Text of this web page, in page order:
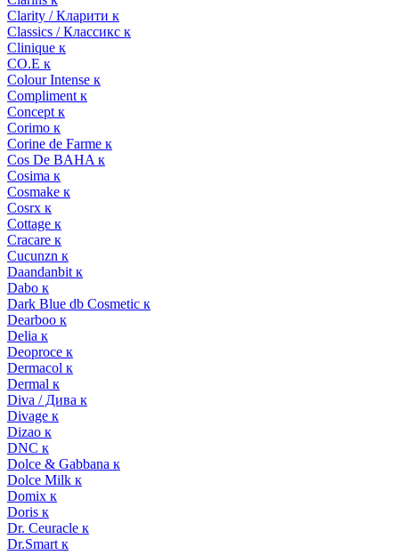
Clarity / Кларити к
Classics / Классикс к
Clinique к
CO.E к
Colour Intense к
Compliment к
Concept к
Corimo к
Corine de Farme к
Cos De BAHA к
Cosima к
Cosmake к
Cosrx к
Cottage к
Cracare к
Cucunzn к
Daandanbit к
Dabo к
Dark Blue db Cosmetic к
Dearboo к
Delia к
Deoproce к
Dermacol к
Dermal к
Diva / Дива к
Divage к
Dizao к
DNC к
Dolce & Gabbana к
Dolce Milk к
Domix к
Doris к
Dr. Ceuracle к
Dr.Smart к